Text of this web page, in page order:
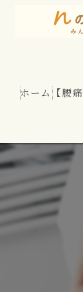
ホーム 【腰
股関
腰
腰